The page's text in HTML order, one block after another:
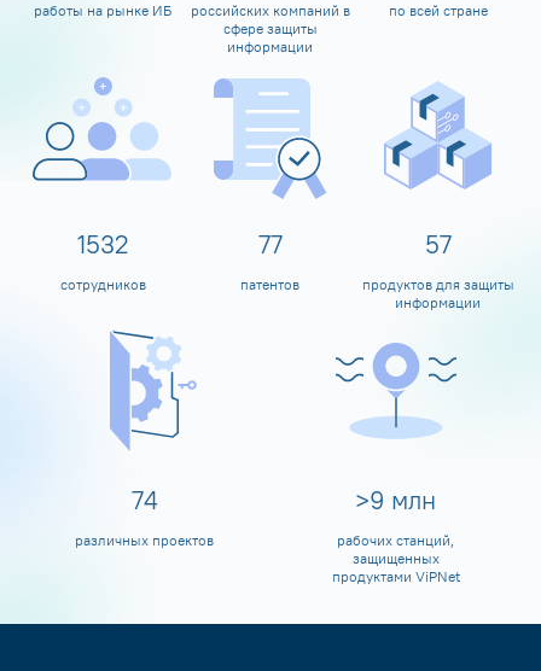
работы на рынке ИБ
российских компаний в
сфере защиты
информации
по всей стране
1600
сотрудников
80
патентов
60
продуктов для защиты
информации
80
различных проектов
>10 млн
рабочих станций,
защищенных
продуктами ViPNet